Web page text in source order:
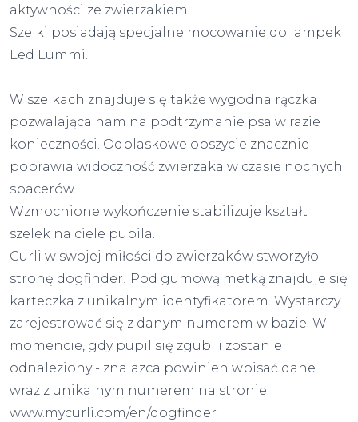
aktywności ze zwierzakiem.
Szelki posiadają specjalne mocowanie do lampek
Led Lummi.
W szelkach znajduje się także wygodna rączka
pozwalająca nam na podtrzymanie psa w razie
konieczności. Odblaskowe obszycie znacznie
poprawia widoczność zwierzaka w czasie nocnych
spacerów.
Wzmocnione wykończenie stabilizuje kształt
szelek na ciele pupila.
Curli w swojej miłości do zwierzaków stworzyło
stronę dogfinder! Pod gumową metką znajduje się
karteczka z unikalnym identyfikatorem. Wystarczy
zarejestrować się z danym numerem w bazie. W
momencie, gdy pupil się zgubi i zostanie
odnaleziony - znalazca powinien wpisać dane
wraz z unikalnym numerem na stronie.
www.mycurli.com/en/dogfinder